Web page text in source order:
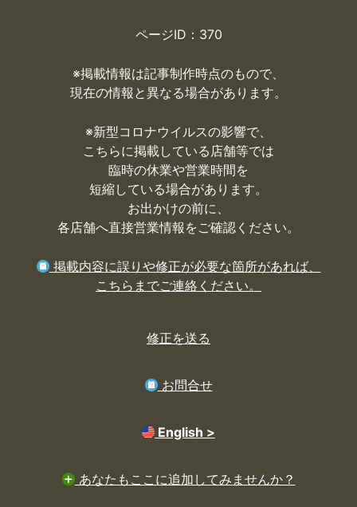
ページID：370
※掲載情報は記事制作時点のもので、
現在の情報と異なる場合があります。
※新型コロナウイルスの影響で、
こちらに掲載している店舗等では
臨時の休業や営業時間を
短縮している場合があります。
お出かけの前に、
各店舗へ直接営業情報をご確認ください。
掲載内容に誤りや修正が必要な箇所があれば、
こちらまでご連絡ください。
修正を送る
お問合せ
English >
あなたもここに追加してみませんか？